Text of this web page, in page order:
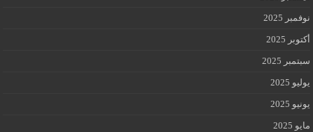
نوفمبر 2025
أكتوبر 2025
سبتمبر 2025
يوليو 2025
يونيو 2025
مايو 2025